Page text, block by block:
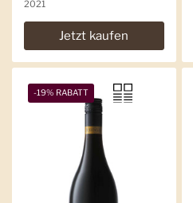
2021
Jetzt kaufen
-19% RABATT